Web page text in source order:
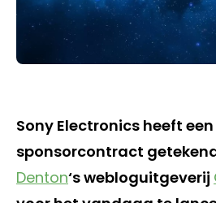
Sony Electronics heeft
sponsorcontract
Denton‘s webloguitgeverij